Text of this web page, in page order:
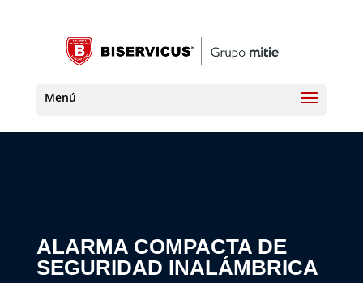
ALARMA COMPACTA DE
SEGURIDAD INALÁMBRICA